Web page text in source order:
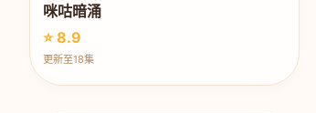
咪咕暗涌
⭐ 8.9
更新至18集